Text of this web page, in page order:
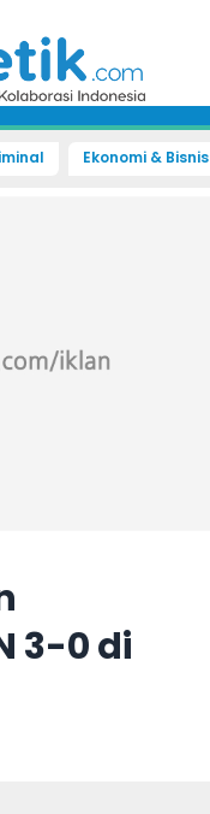
Ekonomi & Bisnis
3-0 di